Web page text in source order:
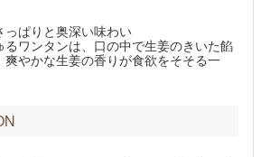
ぱりと奥深い味わい
ワンタンは、口の中で生姜のきいた餡
やかな生姜の香りが食欲をそそる一